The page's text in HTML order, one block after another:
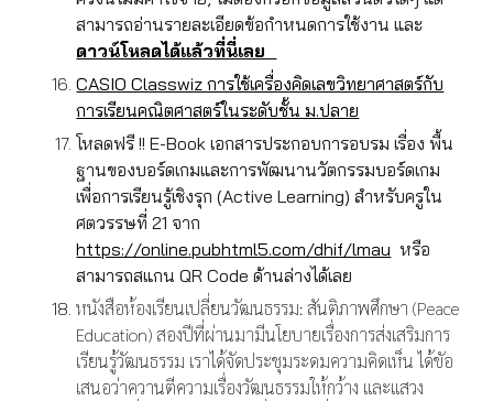
สามารถอ่านรายละเอียดข้อกำหนดการใช้งาน และ
ดาวน์โหลดได้แล้วที่นี่เลย
CASIO Classwiz การใช้เครื่องคิดเลขวิทยาศาสตร์กับ
การเรียนคณิตศาสตร์ในระดับชั้น ม.ปลาย
โหลดฟรี !! E-Book เอกสารประกอบการอบรม เรื่อง พื้น
ฐานของบอร์ดเกมและการพัฒนานวัตกรรมบอร์ดเกม
เพื่อการเรียนรู้เชิงรุก (Active Learning) สำหรับครูใน
ศตวรรษที่ 21 จาก
https://online.pubhtml5.com/dhif/lmau หรือ
สามารถสแกน QR Code ด้านล่างได้เลย
หนังสือห้องเรียนเปลี่ยนวัฒนธรรม: สันติภาพศึกษา (Peace
Education) สองปีที่ผ่านมามีนโยบายเรื่องการส่งเสริมการ
เรียนรู้วัฒนธรรม เราได้จัดประชุมระดมความคิดเห็น ได้ขัอ
เสนอว่าควานตีความเรื่องวัฒนธรรมให้กว้าง และแสวง